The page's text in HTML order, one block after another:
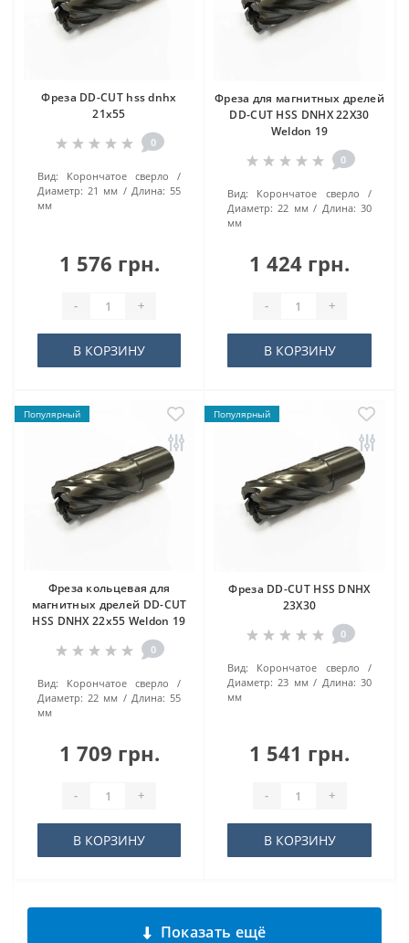
Фреза DD-CUT hss dnhx
21х55
0
Вид:
Корончатое сверло
Диаметр: 21 мм Длина: 55
мм
1 576 грн.
- +
В КОРЗИНУ
Фреза для магнитных дрелей
DD-CUT HSS DNHX 22Х30
Weldon 19
0
Вид:
Корончатое сверло
Диаметр: 22 мм Длина: 30
мм
1 424 грн.
- +
В КОРЗИНУ
Популярный
Фреза кольцевая для
магнитных дрелей DD-CUT
HSS DNHX 22х55 Weldon 19
0
Вид:
Корончатое сверло
Диаметр: 22 мм Длина: 55
мм
1 709 грн.
- +
В КОРЗИНУ
Популярный
Фреза DD-CUT HSS DNHX
23Х30
0
Вид:
Корончатое сверло
Диаметр: 23 мм Длина: 30
мм
1 541 грн.
- +
В КОРЗИНУ
Показать ещё